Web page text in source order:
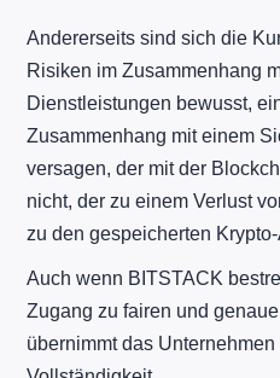
Andererseits sind sich die
Risiken im Zusammenhang
Dienstleistungen bewusst,
Zusammenhang mit einem
versagen, der mit der
nicht, der zu einem Verlust
zu den gespeicherten
Auch wenn BITSTACK
Zugang zu fairen und
übernimmt das